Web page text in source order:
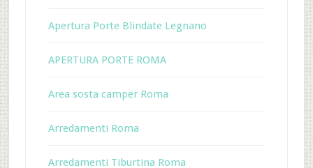
Apertura Porte Blindate Legnano
APERTURA PORTE ROMA
Area sosta camper Roma
Arredamenti Roma
Arredamenti Tiburtina Roma